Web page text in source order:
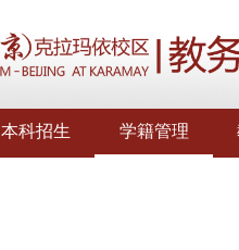
本科招生 学籍管理